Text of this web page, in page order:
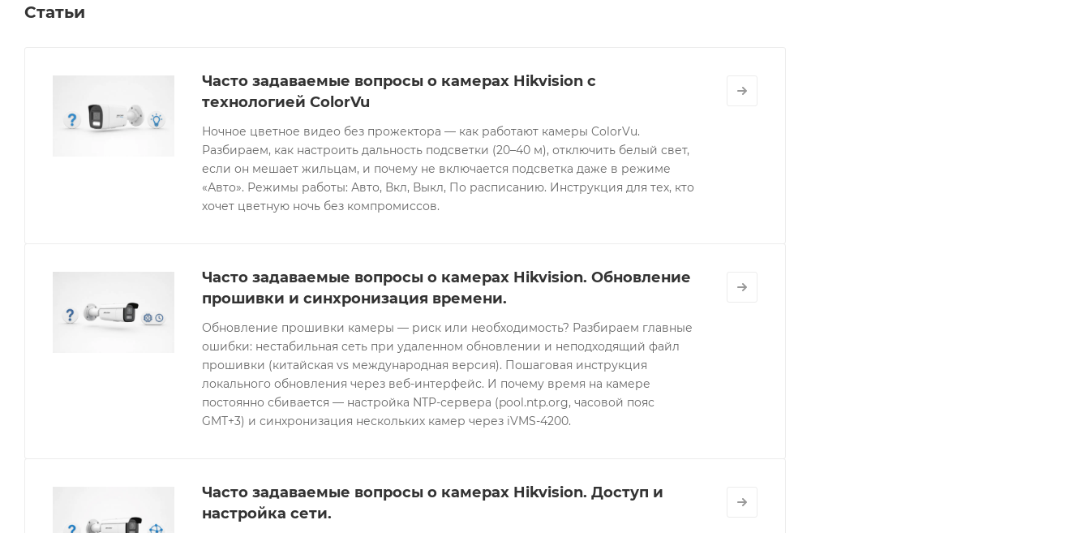
Статьи
Часто задаваемые вопросы о камерах Hikvision с
технологией ColorVu
Ночное цветное видео без прожектора — как работают камеры ColorVu.
Разбираем, как настроить дальность подсветки (20–40 м), отключить белый свет,
если он мешает жильцам, и почему не включается подсветка даже в режиме
«Авто». Режимы работы: Авто, Вкл, Выкл, По расписанию. Инструкция для тех, кто
хочет цветную ночь без компромиссов.
Часто задаваемые вопросы о камерах Hikvision. Обновление
прошивки и синхронизация времени.
Обновление прошивки камеры — риск или необходимость? Разбираем главные
ошибки: нестабильная сеть при удаленном обновлении и неподходящий файл
прошивки (китайская vs международная версия). Пошаговая инструкция
локального обновления через веб-интерфейс. И почему время на камере
постоянно сбивается — настройка NTP-сервера (pool.ntp.org, часовой пояс
GMT+3) и синхронизация нескольких камер через iVMS-4200.
Часто задаваемые вопросы о камерах Hikvision. Доступ и
настройка сети.